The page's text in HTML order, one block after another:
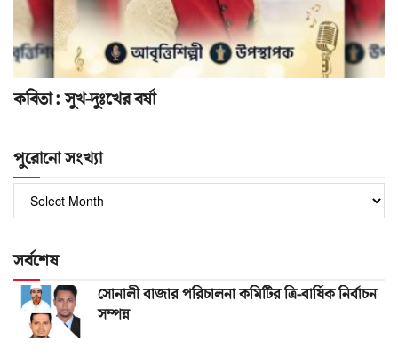
কবিতা : সুখ-দুঃখের বর্ষা
পুরোনো সংখ্যা
সংখ্যা
সর্বশেষ
সোনালী বাজার পরিচালনা কমিটির ত্রি-বার্ষিক নির্বাচন
সম্পন্ন